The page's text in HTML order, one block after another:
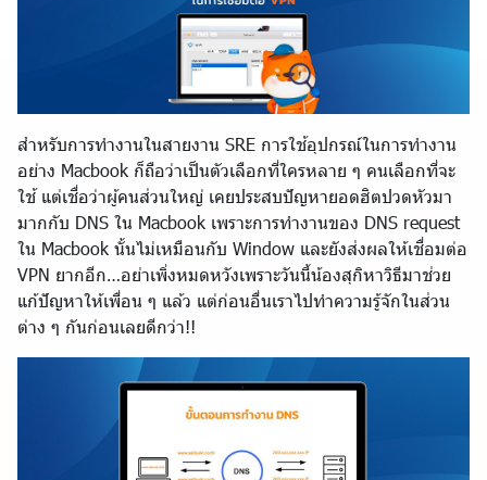
สำหรับการทำงานในสายงาน SRE การใช้อุปกรณ์ในการทำงาน
อย่าง Macbook ก็ถือว่าเป็นตัวเลือกที่ใครหลาย ๆ คนเลือกที่จะ
ใช้ แต่เชื่อว่าผู้คนส่วนใหญ่ เคยประสบปัญหายอดฮิตปวดหัวมา
มากกับ DNS ใน Macbook เพราะการทำงานของ DNS request
ใน Macbook นั้นไม่เหมือนกับ Window และยังส่งผลให้เชื่อมต่อ
VPN ยากอีก…อย่าเพิ่งหมดหวังเพราะวันนี้น้องสุกิหาวิธีมาช่วย
แก้ปัญหาให้เพื่อน ๆ แล้ว แต่ก่อนอื่นเราไปทำความรู้จักในส่วน
ต่าง ๆ กันก่อนเลยดีกว่า!!